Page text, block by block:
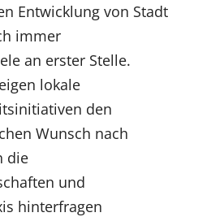
Entwicklung von Stadt
immer
an erster Stelle.
lokale
den
Wunsch nach
die
und
hinterfragen